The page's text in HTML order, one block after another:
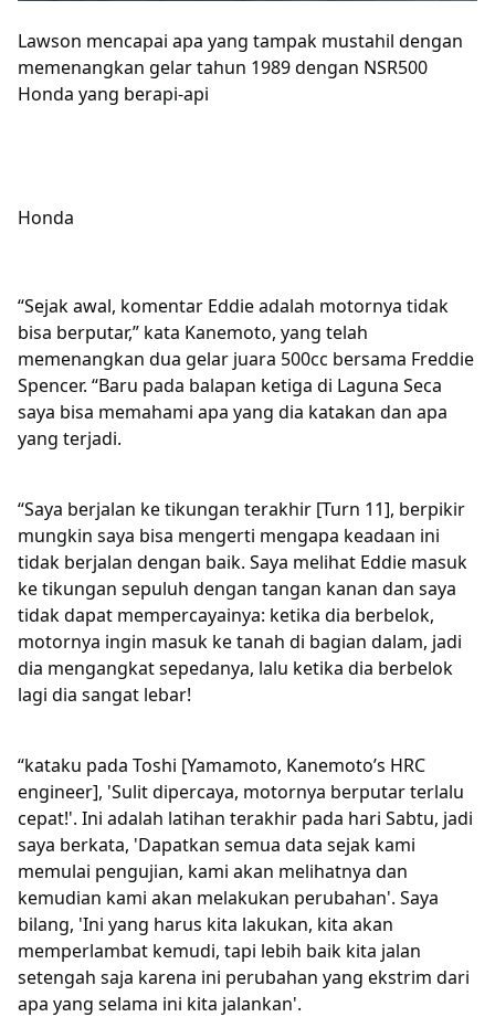
Lawson mencapai apa yang tampak mustahil dengan
memenangkan gelar tahun 1989 dengan NSR500
Honda yang berapi-api
Honda
“Sejak awal, komentar Eddie adalah motornya tidak
bisa berputar,” kata Kanemoto, yang telah
memenangkan dua gelar juara 500cc bersama Freddie
Spencer. “Baru pada balapan ketiga di Laguna Seca
saya bisa memahami apa yang dia katakan dan apa
yang terjadi.
“Saya berjalan ke tikungan terakhir [Turn 11], berpikir
mungkin saya bisa mengerti mengapa keadaan ini
tidak berjalan dengan baik. Saya melihat Eddie masuk
ke tikungan sepuluh dengan tangan kanan dan saya
tidak dapat mempercayainya: ketika dia berbelok,
motornya ingin masuk ke tanah di bagian dalam, jadi
dia mengangkat sepedanya, lalu ketika dia berbelok
lagi dia sangat lebar!
“kataku pada Toshi [Yamamoto, Kanemoto’s HRC
engineer], 'Sulit dipercaya, motornya berputar terlalu
cepat!'. Ini adalah latihan terakhir pada hari Sabtu, jadi
saya berkata, 'Dapatkan semua data sejak kami
memulai pengujian, kami akan melihatnya dan
kemudian kami akan melakukan perubahan'. Saya
bilang, 'Ini yang harus kita lakukan, kita akan
memperlambat kemudi, tapi lebih baik kita jalan
setengah saja karena ini perubahan yang ekstrim dari
apa yang selama ini kita jalankan'.